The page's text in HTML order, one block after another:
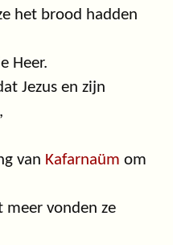
het brood hadden
Heer.
Jezus en zijn
van Kafarnaüm om
meer vonden ze